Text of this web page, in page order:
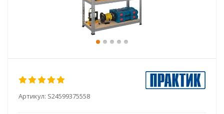
Артикул: S24599375558